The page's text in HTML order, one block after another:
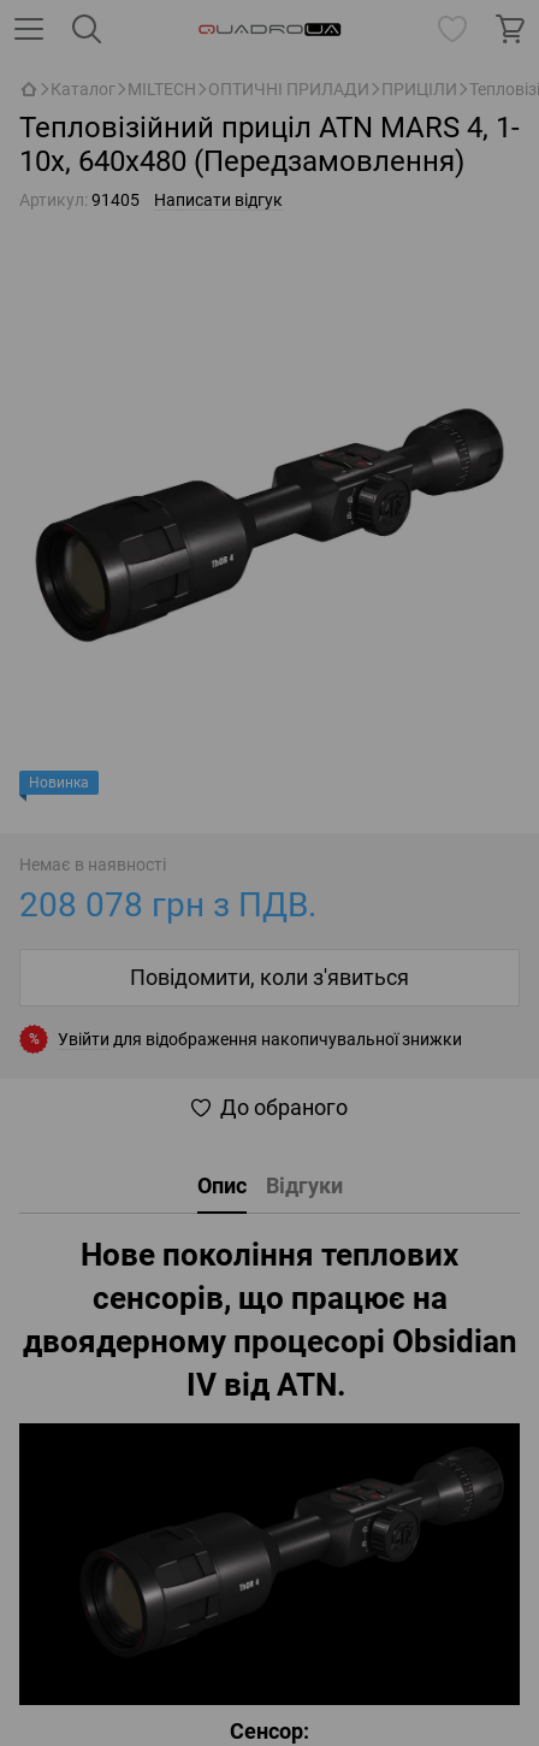
Каталог MILTECH ОПТИЧНІ ПРИЛАДИ ПРИЦІЛИ
Тепловізійний приціл ATN MARS 4, 1-
10x, 640x480 (Передзамовлення)
Артикул: 91405 Написати відгук
Новинка
Немає в наявності
208 078 грн з ПДВ.
Повідомити, коли з'явиться
% Увійти для відображення накопичувальної знижки
До обраного
Опис Відгуки
Нове покоління теплових
сенсорів, що працює на
двоядерному процесорі Obsidian
IV від ATN.
Сенсор: